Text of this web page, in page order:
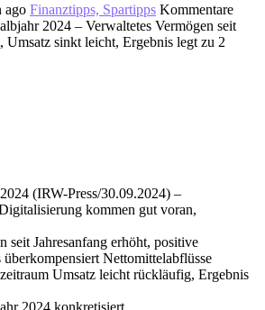
ago Finanztipps, Spartipps Kommentare
2024 – Verwaltetes Vermögen seit
Umsatz sinkt leicht, Ergebnis legt zu 2
(IRW-Press/30.09.2024) –
kommen gut voran,
seit Jahresanfang erhöht, positive
Nettomittelabflüsse
Umsatz leicht rückläufig, Ergebnis
2024 konkretisiert